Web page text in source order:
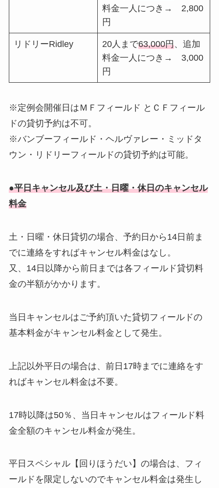
料金一人につき→ 2,800
円
リドリーRidley 20人まで63,000円、追加
料金一人につき→ 3,000
円
※定例会開催日はＭＦフィールド とＣＦフィール
ドの貸切予約は不可。
※バンブーフィールド・ヘルヴァレー・ミッドタ
ウン・リドリーフィールドの貸切予約は可能。
●平日キャンセル及び土・日曜・休日のキャンセル
料金
土・日曜・休日貸切の場合、予約日から14日前ま
でに連絡をすればキャンセル料金はなし。
又、14日以降から前日までは各フィールド貸切料
金の半額がかかります。
当日キャンセルはご予約頂いた貸切フィールドの
基本料金がキャンセル料金として発生。
上記以外平日の場合は、前日17時までに連絡をす
ればキャンセル料金は不要。
17時以降は50％、当日キャンセルはフィールド料
金全額のキャンセル料金が発生。
平日スペシャル【回りほうだい】の場合は、フィ
ールドを限定しないのでキャンセル料金は発生し